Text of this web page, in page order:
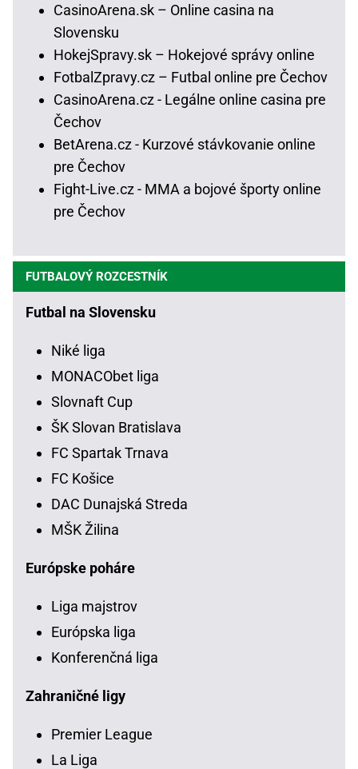
CasinoArena.sk – Online casina na
Slovensku
HokejSpravy.sk – Hokejové správy online
FotbalZpravy.cz – Futbal online pre Čechov
CasinoArena.cz - Legálne online casina pre
Čechov
BetArena.cz - Kurzové stávkovanie online
pre Čechov
Fight-Live.cz - MMA a bojové športy online
pre Čechov
FUTBALOVÝ ROZCESTNÍK
Futbal na Slovensku
Niké liga
MONACObet liga
Slovnaft Cup
ŠK Slovan Bratislava
FC Spartak Trnava
FC Košice
DAC Dunajská Streda
MŠK Žilina
Európske poháre
Liga majstrov
Európska liga
Konferenčná liga
Zahraničné ligy
Premier League
La Liga